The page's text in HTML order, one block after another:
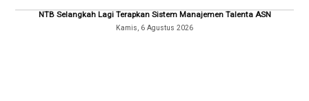
NTB Selangkah Lagi Terapkan Sistem Manajemen Talenta ASN
Kamis, 6 Agustus 2026